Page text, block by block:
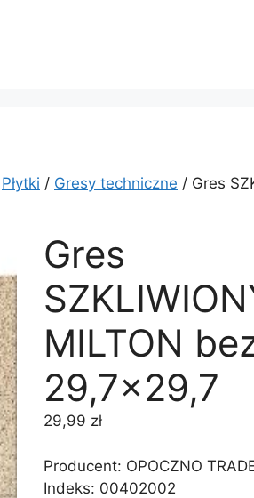
Płytki / Gresy techniczne / Gres
Gres
MILTON
29,7×29,7
29,99 zł
Producent: OPOCZNO
Indeks: 00402002